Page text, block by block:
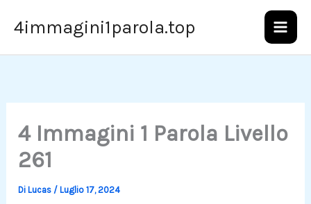
4immagini1parola.top
4 Immagini 1 Parola Livello
261
DiLucas /Luglio 17, 2024